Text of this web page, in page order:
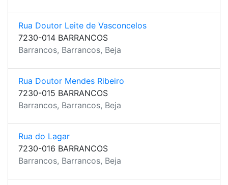
Rua Doutor Leite de Vasconcelos
7230-014 BARRANCOS
Barrancos, Barrancos, Beja
Rua Doutor Mendes Ribeiro
7230-015 BARRANCOS
Barrancos, Barrancos, Beja
Rua do Lagar
7230-016 BARRANCOS
Barrancos, Barrancos, Beja